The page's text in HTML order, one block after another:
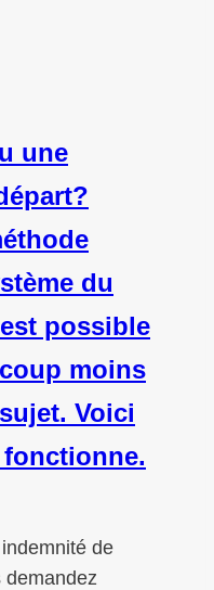
une
du
possible
moins
Voici
de
demandez